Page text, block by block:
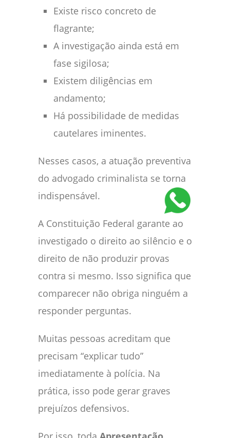
Existe risco concreto de
flagrante;
A investigação ainda está em
fase sigilosa;
Existem diligências em
andamento;
Há possibilidade de medidas
cautelares iminentes.
Nesses casos, a atuação preventiva
do advogado criminalista se torna
indispensável.
A Constituição Federal garante ao
investigado o direito ao silêncio e o
direito de não produzir provas
contra si mesmo. Isso significa que
comparecer não obriga ninguém a
responder perguntas.
Muitas pessoas acreditam que
precisam “explicar tudo”
imediatamente à polícia. Na
prática, isso pode gerar graves
prejuízos defensivos.